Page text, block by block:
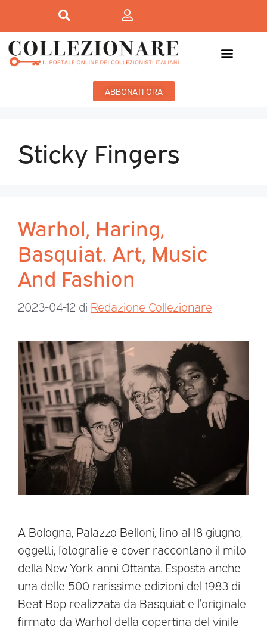
ABBONATI ORA
Sticky Fingers
Warhol, Haring,
Basquiat. Art, Music
And Fashion
2023-04-12 di Redazione Collezionare
A Bologna, Palazzo Belloni, fino al 18 giugno,
oggetti, fotografie e cover raccontano il mito
della New York anni Ottanta. Esposta anche
una delle 500 rarissime edizioni del 1983 di
Beat Bop realizzata da Basquiat e l’originale
firmato da Warhol della copertina del vinile